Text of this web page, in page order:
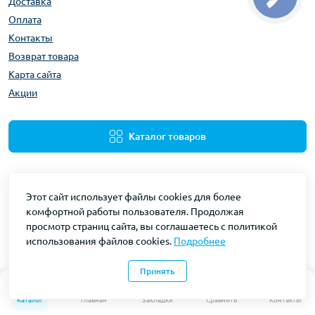
Каталог Главная Закладки
0
Сравнить Контакты
Оплата
Контакты
Возврат товара
Карта сайта
Акции
Каталог товаров
Gidravliks © 2026
Этот сайт использует файлы cookies для более
комфортной работы пользователя. Продолжая
просмотр страниц сайта, вы соглашаетесь с политикой
использования файлов cookies. Подробнее
Принять